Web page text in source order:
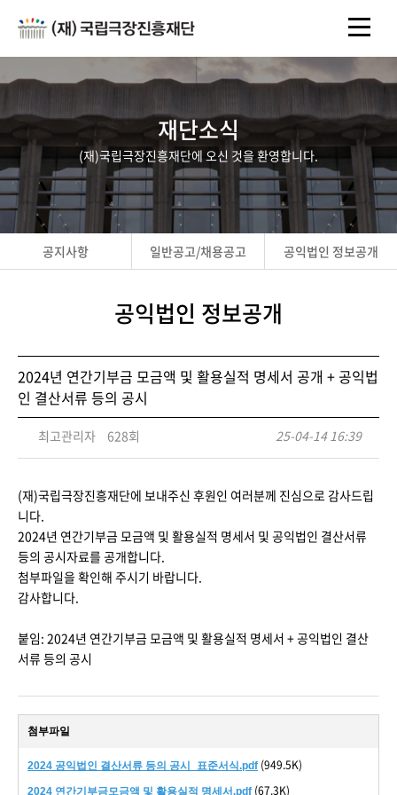
재단소식
(재)국립극장진흥재단에 오신 것을 환영합니다.
공지사항 일반공고/채용공고 공익법인 정보공개
공익법인 정보공개
2024년 연간기부금 모금액 및 활용실적 명세서 공개 + 공익법
인 결산서류 등의 공시
최고관리자 628회 25-04-14 16:39
(재)국립극장진흥재단에 보내주신 후원인 여러분께 진심으로 감사드립
니다.
2024년 연간기부금 모금액 및 활용실적 명세서 및 공익법인 결산서류
등의 공시자료를 공개합니다.
첨부파일을 확인해 주시기 바랍니다.
감사합니다.
붙임: 2024년 연간기부금 모금액 및 활용실적 명세서 + 공익법인 결산
서류 등의 공시
첨부파일
2024 공익법인 결산서류 등의 공시_표준서식.pdf (949.5K)
2024 연간기부금모금액 및 활용실적 명세서.pdf (67.3K)